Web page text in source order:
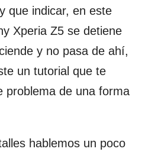
que indicar, en este
Xperia Z5 se detiene
y no pasa de ahí,
un tutorial que te
problema de una forma
hablemos un poco